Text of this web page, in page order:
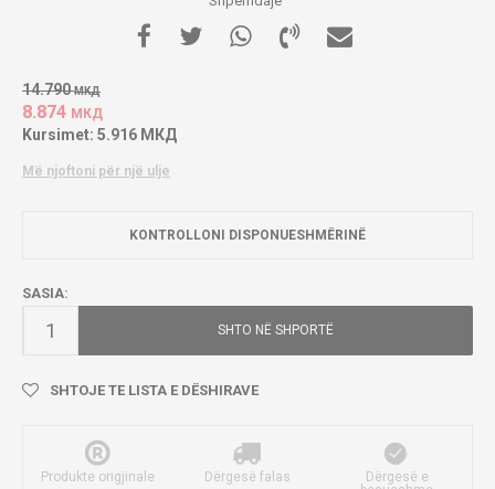
14.790 МКД
8.874 МКД
Kursimet: 5.916 МКД
Më njoftoni për një ulje
KONTROLLONI DISPONUESHMËRINË
SASIA:
SHTO NË SHPORTË
SHTOJE TE LISTA E DËSHIRAVE
Produkte origjinale Dërgesë falas
Dërgesë e